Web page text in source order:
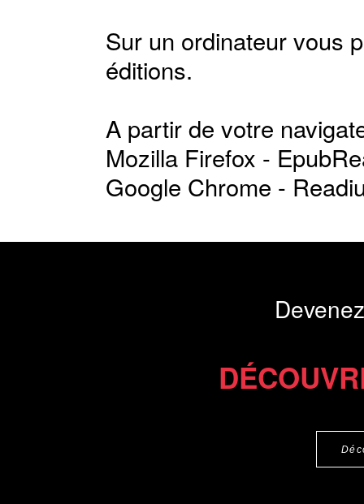
Sur un ordinateur vous
éditions.
A partir de votre
Mozilla Firefox -
Google Chrome -